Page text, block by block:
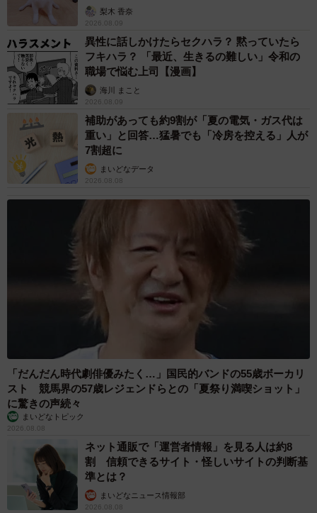
現在の息子さんの様子／投稿主さん提供
今回の投稿には、「政子チャーミング」「可愛い北条政子
が住み着いてますね」など多くの共感の声が寄せられまし
た。これを受けて投稿主さんは、「『最近見た投稿のなか
でいちばんすきです（笑）』『平和すぎる、可愛い』とい
ったコメントが特に印象的でした。皆様、これからもうち
の政子を見守っててください」と語るのでした。
梨木 香奈
2026.08.09
異性に話しかけたらセクハラ？ 黙っていたら
フキハラ？ 「最近、生きるの難しい」令和の
職場で悩む上司【漫画】
海川 まこと
2026.08.09
補助があっても約9割が「夏の電気・ガス代は
重い」と回答…猛暑でも「冷房を控える」人が
7割超に
まいどなデータ
2026.08.08
「だんだん時代劇俳優みたく…」国民的バンドの55歳ボーカリ
スト 競馬界の57歳レジェンドらとの「夏祭り満喫ショット」
に驚きの声続々
まいどなトピック
2026.08.08
ネット通販で「運営者情報」を見る人は約8
割 信頼できるサイト・怪しいサイトの判断基
準とは？
まいどなニュース情報部
2026.08.08